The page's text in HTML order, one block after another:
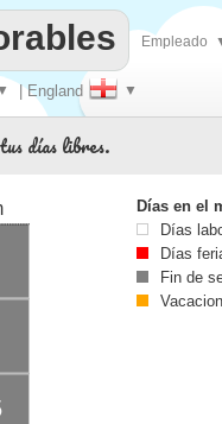
| England ▼
Empleado
días libres.
Días en el
Días
Días
Fin de